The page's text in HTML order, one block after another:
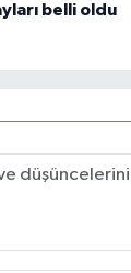
belli oldu